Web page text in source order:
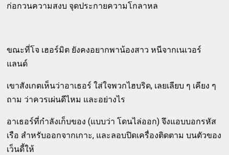
ก่อกวนความสงบ จุดประกายความโกลาหล
ขณะที่โจ เฮอร์มิต ยังคงอยากพาน้องสาว หนีจากเนเวอร์
แลนด์
เขาสังเกตเห็นว่าอาเธอร์ ใส่ใจพวกไฮบริด, เลยเลียบ ๆ เคียง ๆ
ถาม ว่าควรเผ่นดีไหม และอย่างไร
อาเธอร์ที่กำลังเก็บของ (แบบว่า โดนไล่ออก) จึงแอบบอกรหัส
เรือ สำหรับออกจากเกาะ, และลอบปิดเครื่องติดตาม บนตัวของ
เว็นดี้ให้